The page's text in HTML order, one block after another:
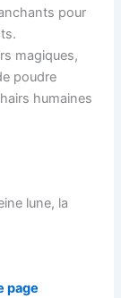
pour
magiques,
poudre
humaines
lune, la
page